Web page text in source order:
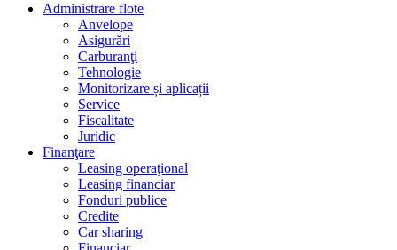
Administrare flote
Anvelope
Asigurări
Carburanţi
Tehnologie
Monitorizare și aplicații
Service
Fiscalitate
Juridic
Finanţare
Leasing operaţional
Leasing financiar
Fonduri publice
Credite
Car sharing